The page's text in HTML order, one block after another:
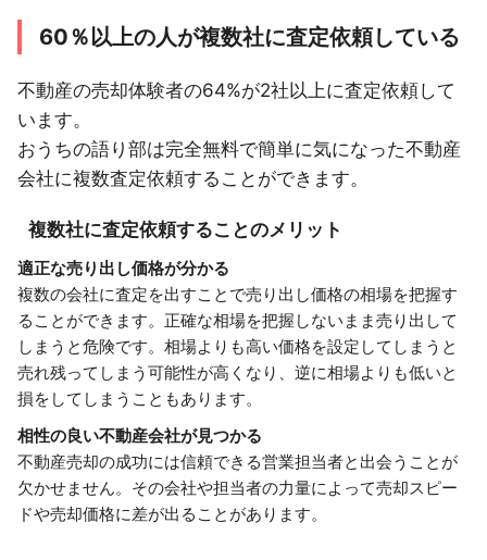
60％以上の人が複数社に査定依頼している
不動産の売却体験者の64%が2社以上に査定依頼して
います。
おうちの語り部は完全無料で簡単に気になった不動産
会社に複数査定依頼することができます。
複数社に査定依頼することのメリット
適正な売り出し価格が分かる
複数の会社に査定を出すことで売り出し価格の相場を把握す
ることができます。正確な相場を把握しないまま売り出して
しまうと危険です。相場よりも高い価格を設定してしまうと
売れ残ってしまう可能性が高くなり、逆に相場よりも低いと
損をしてしまうこともあります。
相性の良い不動産会社が見つかる
不動産売却の成功には信頼できる営業担当者と出会うことが
欠かせません。その会社や担当者の力量によって売却スピー
ドや売却価格に差が出ることがあります。